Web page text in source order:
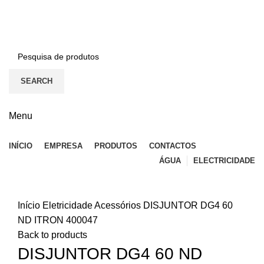
SEARCH
Menu
INÍCIO EMPRESA PRODUTOS
CONTACTOS
ÁGUA
ELECTRICIDADE
Início EletricidadeAcessórios DISJUNTOR DG4 60
ND ITRON 400047
Back to products
DISJUNTOR DG4 60 ND